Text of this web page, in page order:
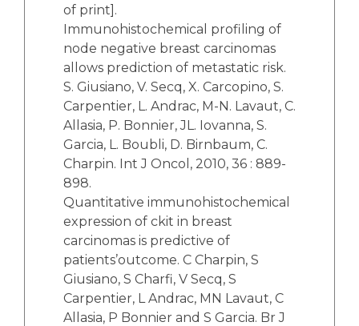
of print].
Immunohistochemical profiling of
node negative breast carcinomas
allows prediction of metastatic risk.
S. Giusiano, V. Secq, X. Carcopino, S.
Carpentier, L. Andrac, M-N. Lavaut, C.
Allasia, P. Bonnier, JL. Iovanna, S.
Garcia, L. Boubli, D. Birnbaum, C.
Charpin. Int J Oncol, 2010, 36 : 889-
898.
Quantitative immunohistochemical
expression of ckit in breast
carcinomas is predictive of
patients’outcome. C Charpin, S
Giusiano, S Charfi, V Secq, S
Carpentier, L Andrac, MN Lavaut, C
Allasia, P Bonnier and S Garcia. Br J